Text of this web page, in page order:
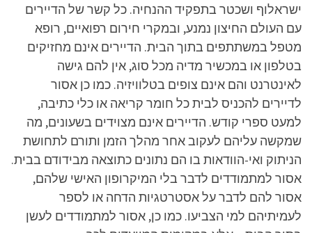
ישראלוף ושכטר בתפקיד ההנחיה. כל קשר של הדיירים
עם העולם החיצון נמנע, ובמקרי חירום רפואיים, רופא
מטפל במשתתפים בתוך הבית. הדיירים אינם מחזיקים
בטלפון או במכשיר מדיה מכל סוג, אין להם גישה
לאינטרנט והם אינם צופים בטלוויזיה. כמו כן אסור
לדיירים להכניס לבית כל חומר קריאה או כלי כתיבה,
למעט ספרי קודש. הדיירים אינם מצוידים בשעונים, מה
שמקשה עליהם לעקוב אחר מהלך הזמן ותורם לתחושת
הניתוק ואי-הוודאות בו הם נתונים כתוצאה מבידודם בבית.
אסור למתמודדים לדבר בלי המיקרופון האישי שלהם,
אסור להם לדבר על אסטרטגיות הדחה או לספר
לעמיתיהם למי הצביעו. כמו כן, אסור למתמודדים לעשן